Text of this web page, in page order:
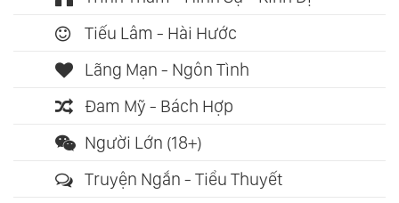
Tiếu Lâm - Hài Hước
Lãng Mạn - Ngôn Tình
Đam Mỹ - Bách Hợp
Người Lớn (18+)
Truyện Ngắn - Tiểu Thuyết